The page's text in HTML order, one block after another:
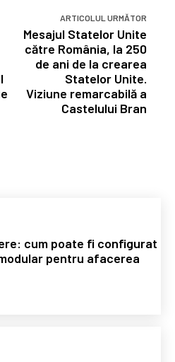
cum poate fi configurat
pentru afacerea
ARTICOLUL URMĂTOR
Mesajul Statelor Unite
către România, la 250
de ani de la crearea
Statelor Unite.
Viziune remarcabilă a
Castelului Bran